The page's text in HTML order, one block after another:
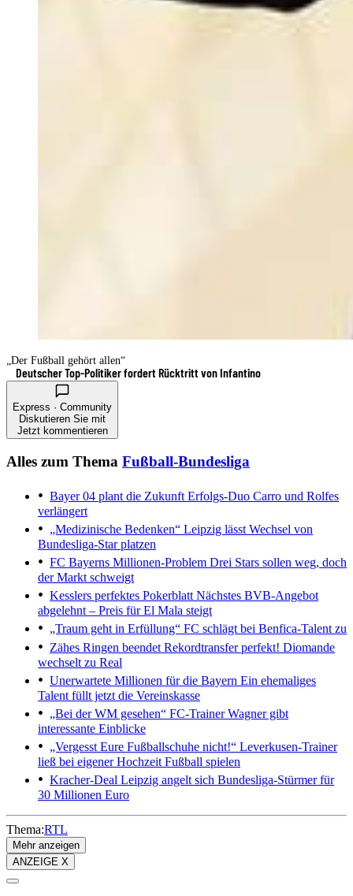
„Der Fußball gehört allen“
Deutscher Top-Politiker fordert Rücktritt von Infantino
Express · Community
Diskutieren Sie mit
Jetzt kommentieren
Alles zum Thema Fußball-Bundesliga
Bayer 04 plant die Zukunft Erfolgs-Duo Carro und Rolfes
verlängert
„Medizinische Bedenken“ Leipzig lässt Wechsel von
Bundesliga-Star platzen
FC Bayerns Millionen-Problem Drei Stars sollen weg, doch
der Markt schweigt
Kesslers perfektes Pokerblatt Nächstes BVB-Angebot
abgelehnt – Preis für El Mala steigt
„Traum geht in Erfüllung“ FC schlägt bei Benfica-Talent zu
Zähes Ringen beendet Rekordtransfer perfekt! Diomande
wechselt zu Real
Unerwartete Millionen für die Bayern Ein ehemaliges
Talent füllt jetzt die Vereinskasse
„Bei der WM gesehen“ FC-Trainer Wagner gibt
interessante Einblicke
„Vergesst Eure Fußballschuhe nicht!“ Leverkusen-Trainer
ließ bei eigener Hochzeit Fußball spielen
Kracher-Deal Leipzig angelt sich Bundesliga-Stürmer für
30 Millionen Euro
Thema:RTL
Mehr anzeigen
ANZEIGE X